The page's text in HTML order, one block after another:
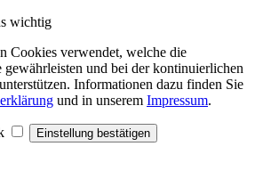
wichtig
Cookies verwendet, welche die
und bei der kontinuierlichen
Informationen dazu finden Sie
und in unserem Impressum.
Einstellung bestätigen